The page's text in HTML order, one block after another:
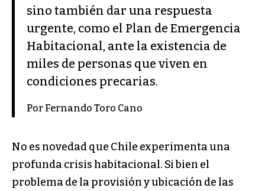
sino también dar una respuesta
urgente, como el Plan de Emergencia
Habitacional, ante la existencia de
miles de personas que viven en
condiciones precarias.
Por Fernando Toro Cano
No es novedad que Chile experimenta una
profunda crisis habitacional. Si bien el
problema de la provisión y ubicación de las